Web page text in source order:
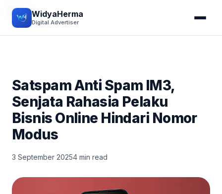
WidyaHerma
Digital Advertiser
TIPS
Satspam Anti Spam IM3,
Senjata Rahasia Pelaku
Bisnis Online Hindari Nomor
Modus
3 September 20254 min read